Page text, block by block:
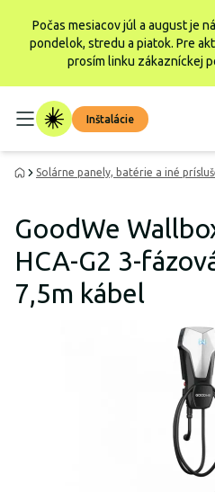
Počas mesiacov júl a august je
pondelok, stredu a piatok. Pre
prosím linku zákazníckej
Inštalácie
Solárne panely, batérie a iné
GoodWe
HCA-G2 3-
7,5m kábel